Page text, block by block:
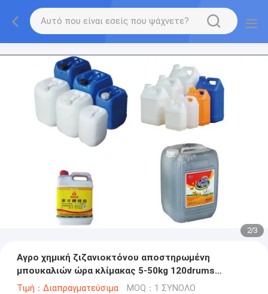
2/3
Αγρο χημική ζιζανιοκτόνου αποστηρωμένη
μπουκαλιών ώρα κλίμακας 5-50kg 120drums
γεμίζοντας μηχανών ημι αυτόματη
Τιμή：Διαπραγματεύσιμα MOQ：1 ΣΥΝΟΛΟ